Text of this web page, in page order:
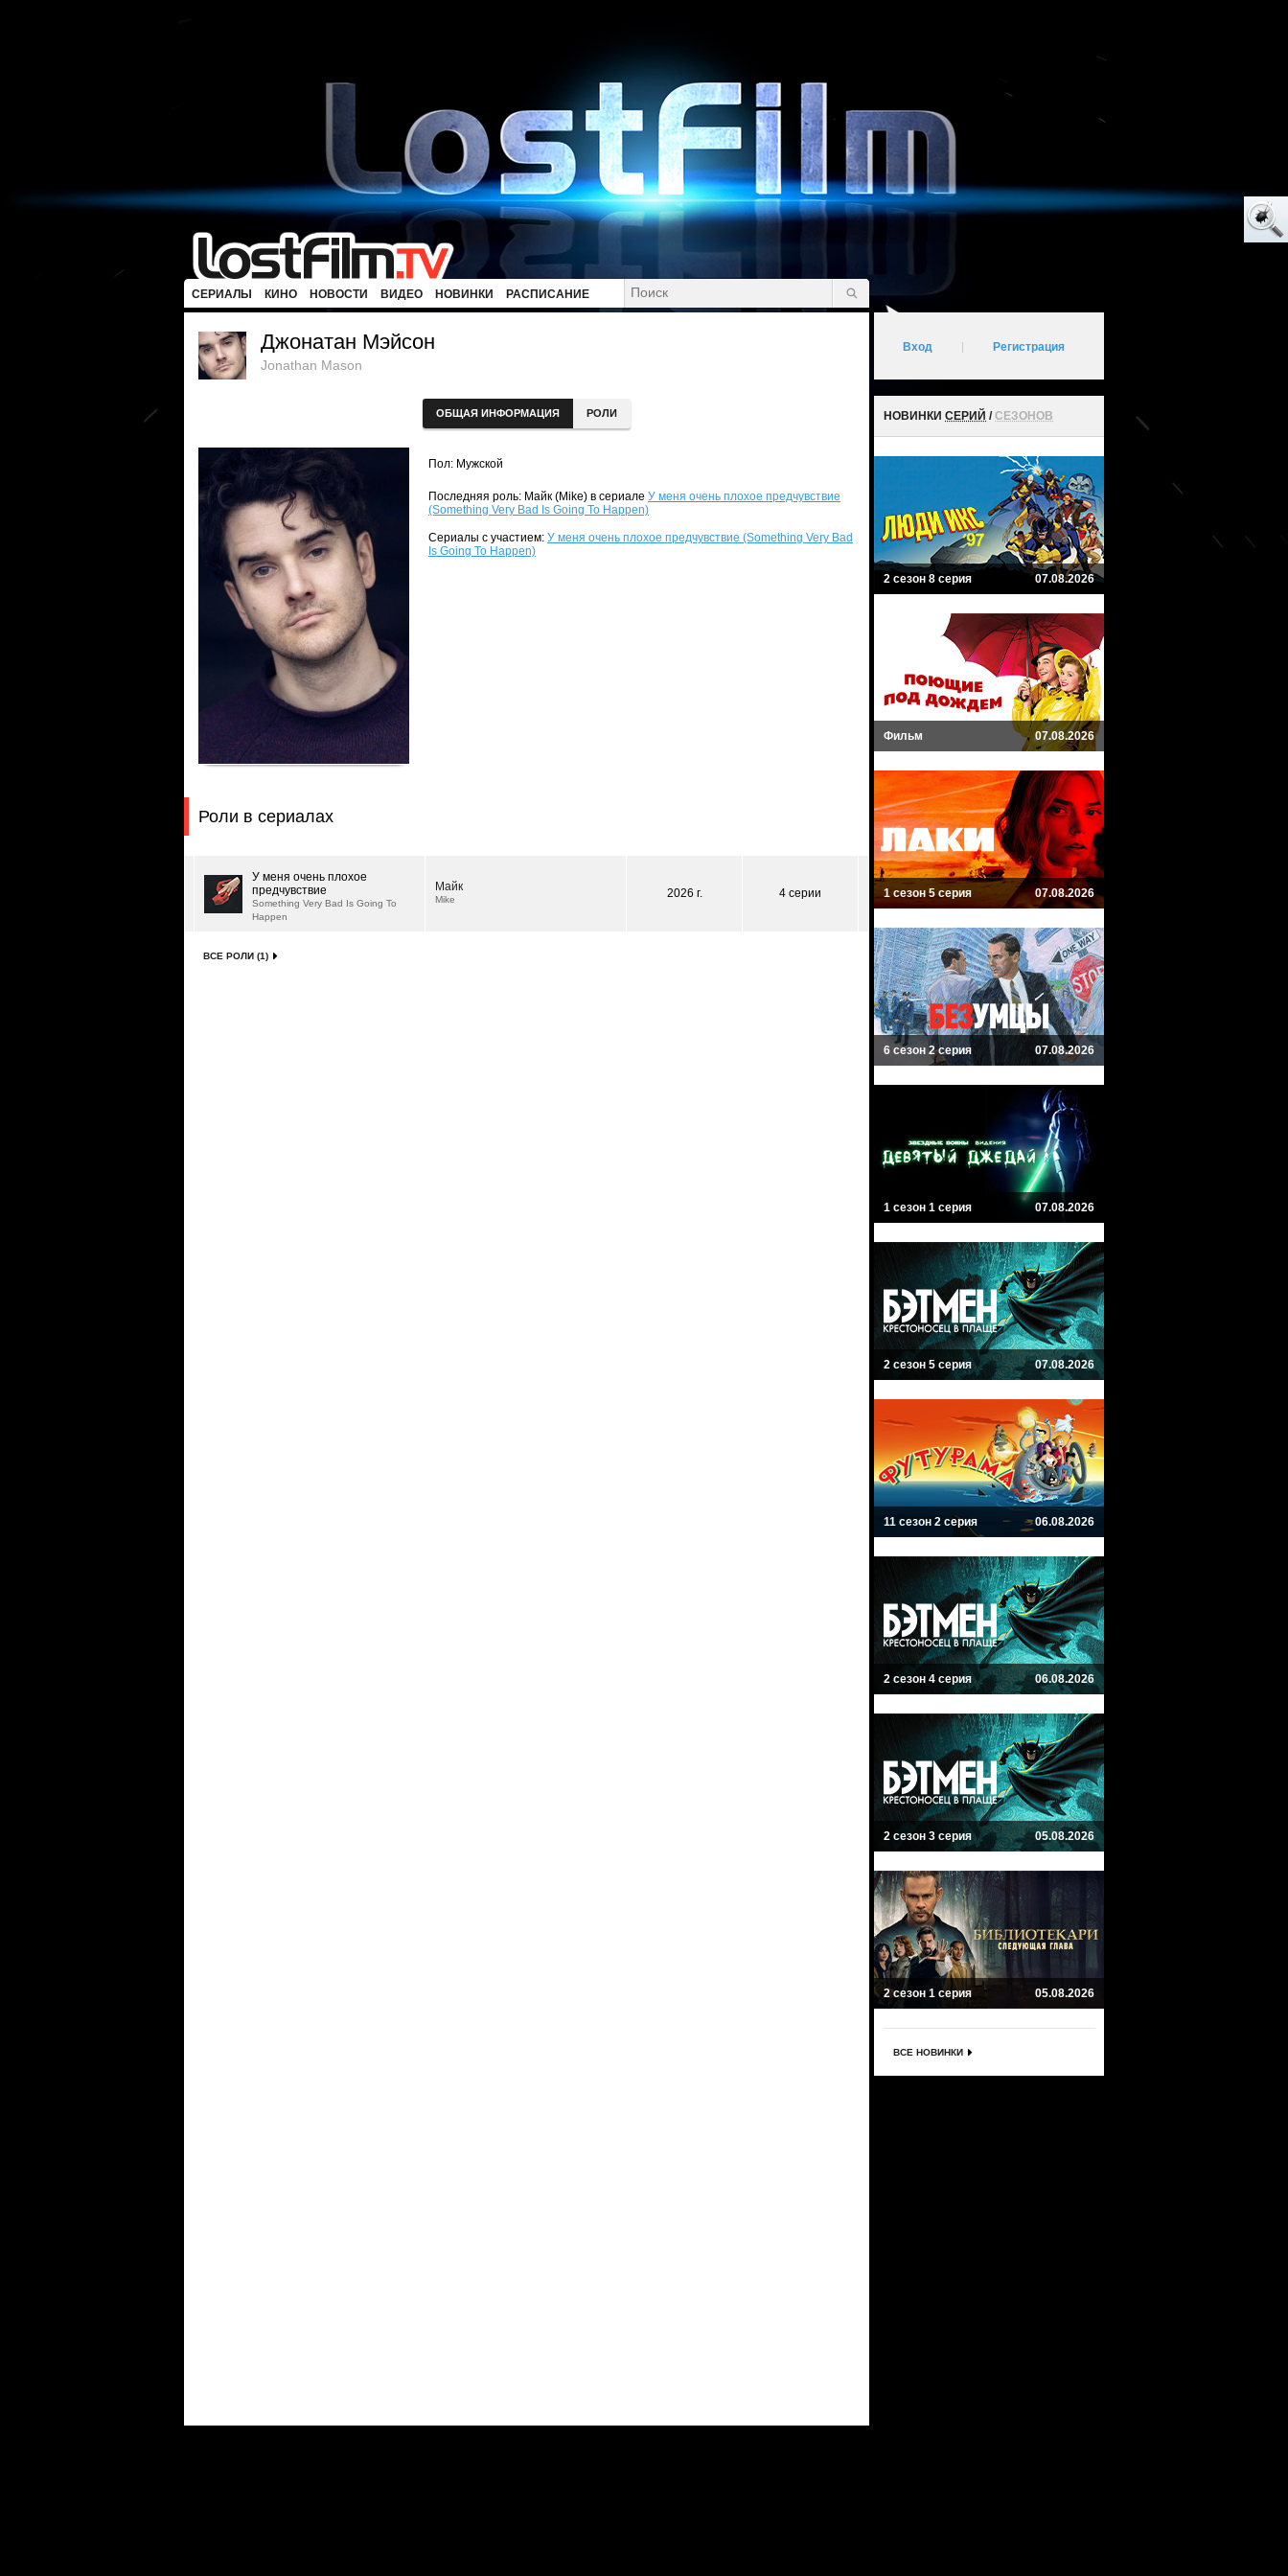
СЕРИАЛЫ КИНО НОВОСТИ ВИДЕО НОВИНКИ РАСПИСАНИЕ
Джонатан Мэйсон
Jonathan Mason
ОБЩАЯ ИНФОРМАЦИЯ РОЛИ
Пол: Мужской
Последняя роль: Майк (Mike) в сериале У меня очень плохое предчувствие
(Something Very Bad Is Going To Happen)
Сериалы с участием: У меня очень плохое предчувствие (Something Very Bad
Is Going To Happen)
Роли в сериалах
У меня очень плохое
предчувствие
Something Very Bad Is Going To
Happen
Майк
Mike 2026 г. 4 серии
ВСЕ РОЛИ (1)
Вход Регистрация
НОВИНКИ СЕРИЙ /СЕЗОНОВ
2 сезон 8 серия 07.08.2026
Фильм 07.08.2026
1 сезон 5 серия 07.08.2026
6 сезон 2 серия 07.08.2026
1 сезон 1 серия 07.08.2026
2 сезон 5 серия 07.08.2026
11 сезон 2 серия 06.08.2026
2 сезон 4 серия 06.08.2026
2 сезон 3 серия 05.08.2026
2 сезон 1 серия 05.08.2026
ВСЕ НОВИНКИ